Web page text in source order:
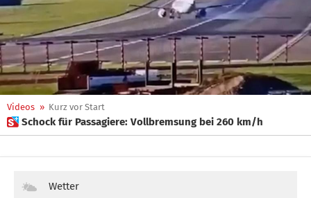
Videos » Kurz vor Start
 Schock für Passagiere: Vollbremsung bei 260 km/h
Wetter